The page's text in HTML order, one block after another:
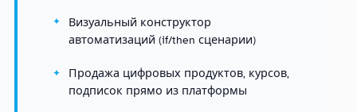
Визуальный конструктор
автоматизаций (if/then сценарии)
Продажа цифровых продуктов, курсов,
подписок прямо из платформы